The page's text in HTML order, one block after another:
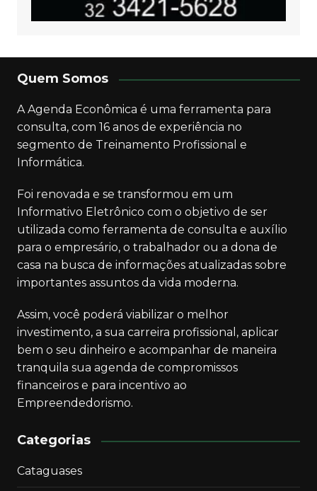
Quem Somos
A Agenda Econômica é uma ferramenta para
consulta, com 16 anos de experiência no
segmento de Treinamento Profissional e
Informática.
Foi renovada e se transformou em um
Informativo Eletrônico com o objetivo de ser
utilizada como ferramenta de consulta e auxílio
para o empresário, o trabalhador ou a dona de
casa na busca de informações atualizadas sobre
importantes assuntos da vida moderna.
Assim, você poderá viabilizar o melhor
investimento, a sua carreira profissional, aplicar
bem o seu dinheiro e acompanhar de maneira
tranquila sua agenda de compromissos
financeiros e para incentivo ao
Empreendedorismo.
Categorias
Cataguases